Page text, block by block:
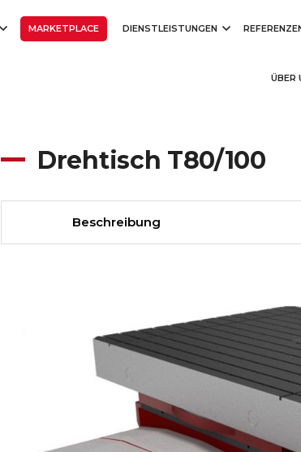
MARKETPLACE DIENSTLEISTUNGEN
ÜBER
Drehtisch T80/100
Beschreibung